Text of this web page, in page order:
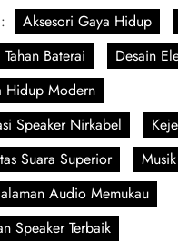
Aksesori Gaya Hidup
Tahan Baterai
Desain
Hidup Modern
Speaker Nirkabel
Suara Superior
Audio Memukau
Speaker Terbaik